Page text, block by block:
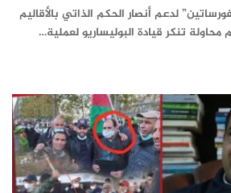
لدعم أنصار الحكم الذاتي بالأقاليم
محاولة تنكر قيادة البوليساريو لعملية…